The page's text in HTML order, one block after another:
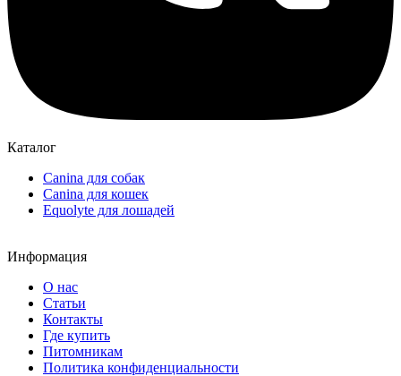
Каталог
Canina для собак
Canina для кошек
Equolyte для лошадей
Информация
О нас
Статьи
Контакты
Где купить
Питомникам
Политика конфиденциальности